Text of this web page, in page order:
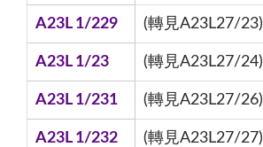
A23L 1/229 (轉見A23L27/23)
A23L 1/23 (轉見A23L27/24)
A23L 1/231 (轉見A23L27/26)
A23L 1/232 (轉見A23L27/27)